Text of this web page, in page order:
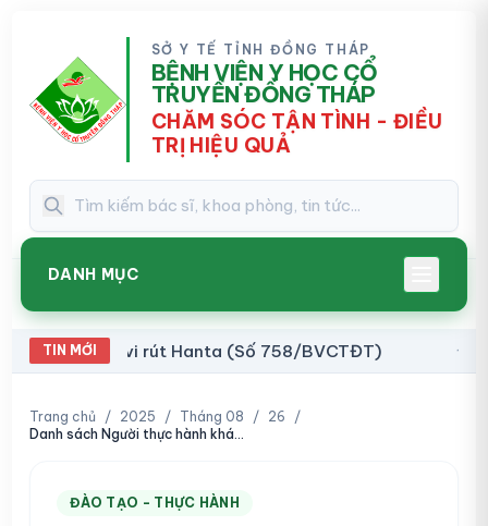
SỞ Y TẾ TỈNH ĐỒNG THÁP
BỆNH VIỆN Y HỌC CỔ
TRUYỀN ĐỒNG THÁP
CHĂM SÓC TẬN TÌNH - ĐIỀU
TRỊ HIỆU QUẢ
DANH MỤC
TIN MỚI
do vi rút Hanta (Số 758/BVCTĐT)
Trang chủ / 2025 / Tháng 08 / 26
/
Danh sách Người thực hành khám bệnh, chữa bệnh
ĐÀO TẠO - THỰC HÀNH